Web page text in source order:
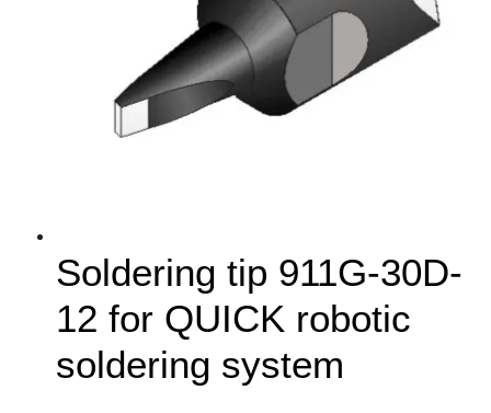
Soldering tip 911G-30D-
12 for QUICK robotic
soldering system